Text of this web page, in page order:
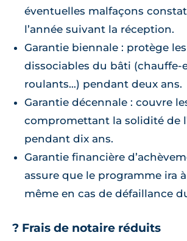
éventuelles malfaçons
l’année suivant la réception.
Garantie biennale : protège
dissociables du bâti (chauffe-
roulants…) pendant deux ans.
Garantie décennale : couvre
compromettant la solidité de
pendant dix ans.
Garantie financière
assure que le programme ira
même en cas de défaillance
? Frais de notaire réduits